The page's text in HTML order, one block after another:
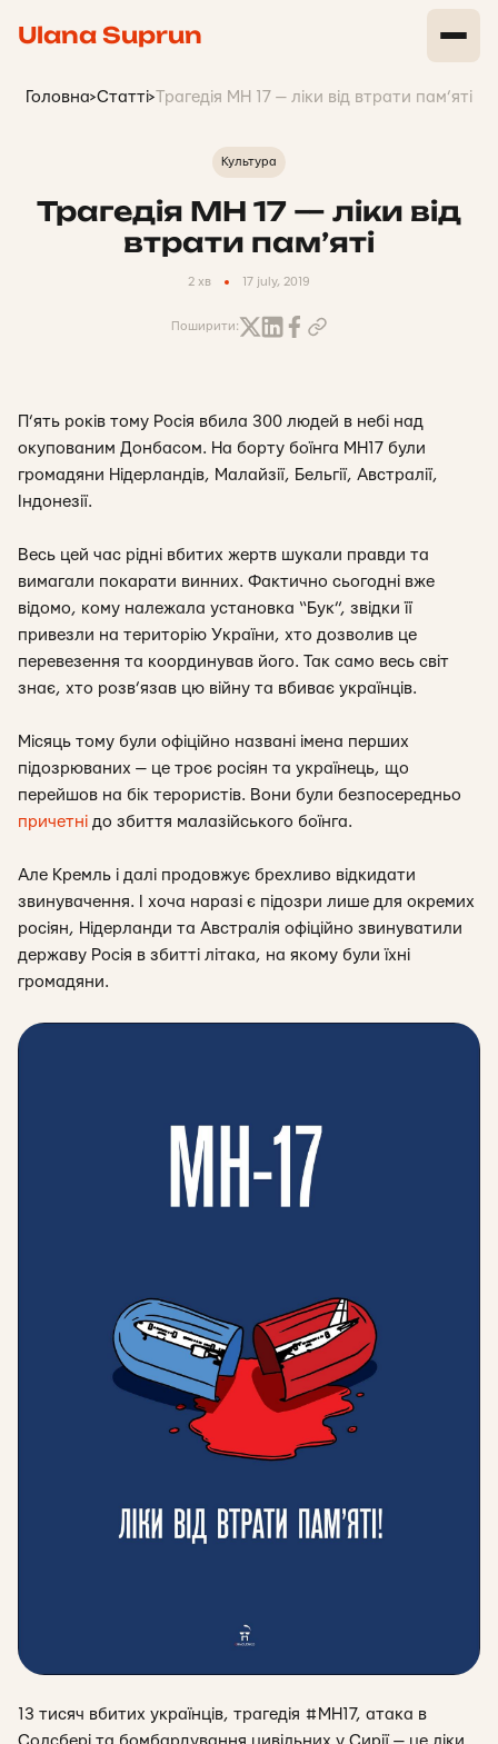
Ulana Suprun
Головна>Статті> Трагедія MH 17 — ліки від втрати пам’яті
Культура
Трагедія MH 17 — ліки від
втрати пам’яті
2 хв 17 july, 2019
Поширити:
П’ять років тому Росія вбила 300 людей в небі над
окупованим Донбасом. На борту боїнга MH17 були
громадяни Нідерландів, Малайзії, Бельгії, Австралії,
Індонезії.
Весь цей час рідні вбитих жертв шукали правди та
вимагали покарати винних. Фактично сьогодні вже
відомо, кому належала установка “Бук”, звідки її
привезли на територію України, хто дозволив це
перевезення та координував його. Так само весь світ
знає, хто розв’язав цю війну та вбиває українців.
Місяць тому були офіційно названі імена перших
підозрюваних — це троє росіян та українець, що
перейшов на бік терористів. Вони були безпосередньо
причетні до збиття малазійського боїнга.
Але Кремль і далі продовжує брехливо відкидати
звинувачення. І хоча наразі є підозри лише для окремих
росіян, Нідерланди та Австралія офіційно звинуватили
державу Росія в збитті літака, на якому були їхні
громадяни.
13 тисяч вбитих українців, трагедія #MH17, атака в